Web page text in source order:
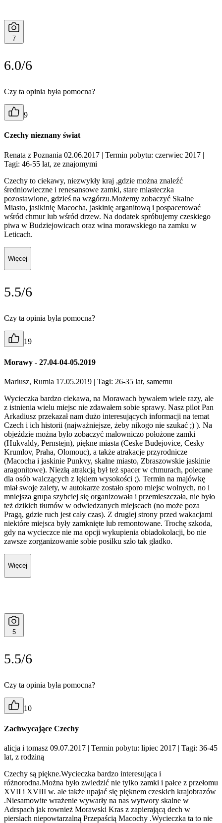
7
6.0/6
Czy ta opinia była pomocna?
9
Czechy nieznany świat
Renata z Poznania 02.06.2017 | Termin pobytu: czerwiec 2017 |
Tagi: 46-55 lat, ze znajomymi
Czechy to ciekawy, niezwykły kraj ,gdzie można znaleźć
średniowieczne i renesansowe zamki, stare miasteczka
pozostawione, gdzieś na wzgórzu.Możemy zobaczyć Skalne
Miasto, jasikinię Macocha, jaskinię arganitową i pospacerować
wśród chmur lub wśród drzew. Na dodatek spróbujemy czeskiego
piwa w Budziejowicach oraz wina morawskiego na zamku w
Leticach.
Więcej
5.5/6
Czy ta opinia była pomocna?
19
Morawy - 27.04-04-05.2019
Mariusz, Rumia 17.05.2019 | Tagi: 26-35 lat, samemu
Wycieczka bardzo ciekawa, na Morawach bywałem wiele razy, ale
z istnienia wielu miejsc nie zdawałem sobie sprawy. Nasz pilot Pan
Arkadiusz przekazał nam dużo interesujących informacji na temat
Czech i ich historii (najważniejsze, żeby nikogo nie szukać ;) ). Na
objeździe można było zobaczyć malowniczo położone zamki
(Hukvaldy, Pernstejn), piękne miasta (Ceske Budejovice, Cesky
Krumlov, Praha, Olomouc), a także atrakacje przyrodnicze
(Macocha i jaskinie Punkvy, skalne miasto, Zbraszowskie jaskinie
aragonitowe). Niezłą atrakcją był też spacer w chmurach, polecane
dla osób walczących z lękiem wysokości ;). Termin na majówkę
miał swoje zalety, w autokarze zostało sporo miejsc wolnych, no i
mniejsza grupa szybciej się organizowała i przemieszczała, nie było
też dzikich tłumów w odwiedzanych miejscach (no może poza
Pragą, gdzie ruch jest cały czas). Z drugiej strony przed wakacjami
niektóre miejsca były zamknięte lub remontowane. Trochę szkoda,
gdy na wycieczce nie ma opcji wykupienia obiadokolacji, bo nie
zawsze zorganizowanie sobie posiłku szło tak gładko.
Więcej
5
5.5/6
Czy ta opinia była pomocna?
10
Zachwycające Czechy
alicja i tomasz 09.07.2017 | Termin pobytu: lipiec 2017 | Tagi: 36-45
lat, z rodziną
Czechy są piękne.Wycieczka bardzo interesująca i
różnorodna.Można było zwiedzić nie tylko zamki i pałce z przełomu
XVII i XVIII w. ale także upajać się pięknem czeskich krajobrazów
.Niesamowite wrażenie wywarły na nas wytwory skalne w
Adrspach jak rownież Morawski Kras z zapierającą dech w
piersiach niepowtarzalną Przepaścią Macochy .Wycieczka ta to nie